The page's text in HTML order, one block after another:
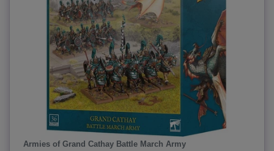
Armies of Grand Cathay Battle March Army